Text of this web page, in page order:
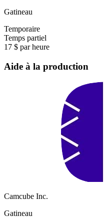
Gatineau
Temporaire
Temps partiel
17 $ par heure
Aide à la production
Camcube Inc.
Gatineau